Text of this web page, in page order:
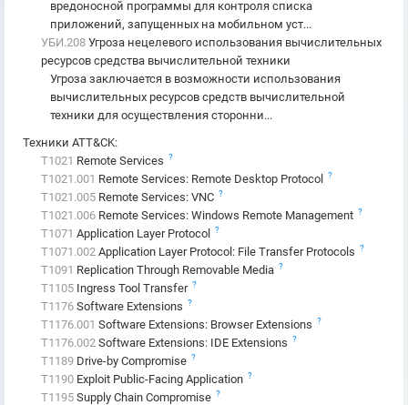
вредоносной программы для контроля списка
приложений, запущенных на мобильном уст...
УБИ.208 Угроза нецелевого использования вычислительных
ресурсов средства вычислительной техники
Угроза заключается в возможности использования
вычислительных ресурсов средств вычислительной
техники для осуществления сторонни...
Техники ATT&CK:
T1021 Remote Services ?
T1021.001 Remote Services: Remote Desktop Protocol ?
T1021.005 Remote Services: VNC ?
T1021.006 Remote Services: Windows Remote Management ?
T1071 Application Layer Protocol ?
T1071.002 Application Layer Protocol: File Transfer Protocols ?
T1091 Replication Through Removable Media ?
T1105 Ingress Tool Transfer ?
T1176 Software Extensions ?
T1176.001 Software Extensions: Browser Extensions ?
T1176.002 Software Extensions: IDE Extensions ?
T1189 Drive-by Compromise ?
T1190 Exploit Public-Facing Application ?
T1195 Supply Chain Compromise ?